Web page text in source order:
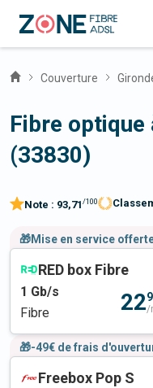
Couverture
Fibre
(33830)
Note : 93,71 /100
🎁Mise en service
RED box Fibre
1 Gb/s
Fibre
22/
🎁-49€ de frais
Freebox Pop S